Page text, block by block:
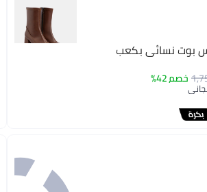
بوت نسائي بكعب
خصم 42%